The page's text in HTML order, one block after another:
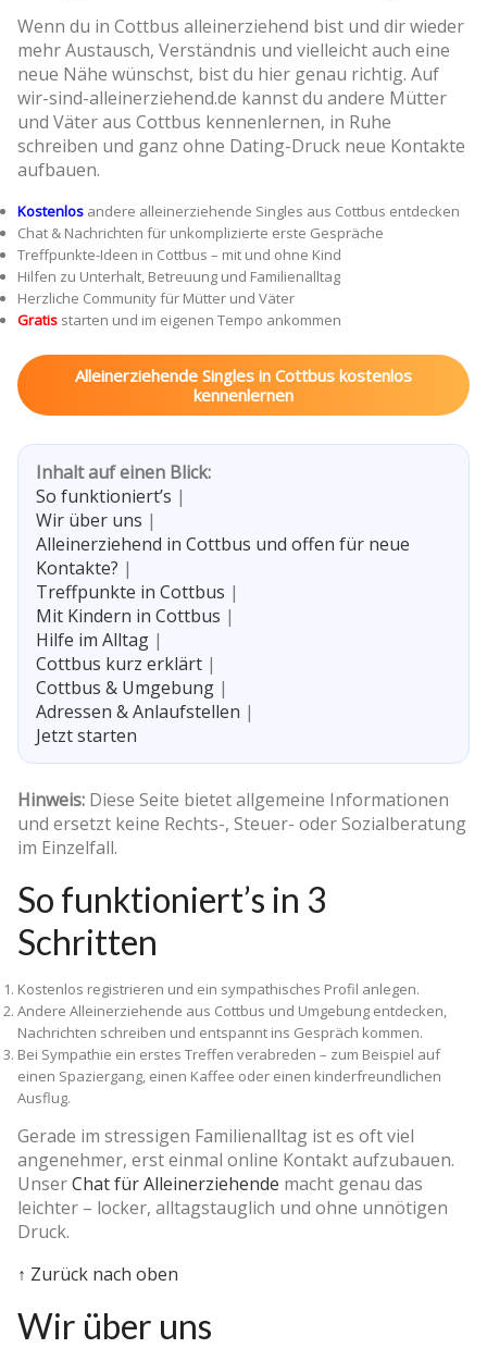
Wenn du in Cottbus alleinerziehend bist und dir wieder
mehr Austausch, Verständnis und vielleicht auch eine
neue Nähe wünschst, bist du hier genau richtig. Auf
wir-sind-alleinerziehend.de kannst du andere Mütter
und Väter aus Cottbus kennenlernen, in Ruhe
schreiben und ganz ohne Dating-Druck neue Kontakte
aufbauen.
Kostenlos andere alleinerziehende Singles aus Cottbus entdecken
Chat & Nachrichten für unkomplizierte erste Gespräche
Treffpunkte-Ideen in Cottbus – mit und ohne Kind
Hilfen zu Unterhalt, Betreuung und Familienalltag
Herzliche Community für Mütter und Väter
Gratis starten und im eigenen Tempo ankommen
Alleinerziehende Singles in Cottbus kostenlos
kennenlernen
Inhalt auf einen Blick:
So funktioniert’s |
Wir über uns |
Alleinerziehend in Cottbus und offen für neue
Kontakte? |
Treffpunkte in Cottbus |
Mit Kindern in Cottbus |
Hilfe im Alltag |
Cottbus kurz erklärt |
Cottbus & Umgebung |
Adressen & Anlaufstellen |
Jetzt starten
Hinweis: Diese Seite bietet allgemeine Informationen
und ersetzt keine Rechts-, Steuer- oder Sozialberatung
im Einzelfall.
So funktioniert’s in 3
Schritten
Kostenlos registrieren und ein sympathisches Profil anlegen.
Andere Alleinerziehende aus Cottbus und Umgebung entdecken,
Nachrichten schreiben und entspannt ins Gespräch kommen.
Bei Sympathie ein erstes Treffen verabreden – zum Beispiel auf
einen Spaziergang, einen Kaffee oder einen kinderfreundlichen
Ausflug.
Gerade im stressigen Familienalltag ist es oft viel
angenehmer, erst einmal online Kontakt aufzubauen.
UnserChat für Alleinerziehende macht genau das
leichter – locker, alltagstauglich und ohne unnötigen
Druck.
↑ Zurück nach oben
Wir über uns